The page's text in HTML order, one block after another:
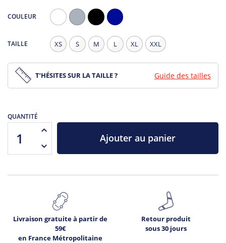
COULEUR
Chiné
TAILLE XS S M L XL XXL
T’HÉSITES SUR LA TAILLE ? Guide des tailles
QUANTITÉ
Ajouter au panier
Livraison gratuite à partir de
59€
en France Métropolitaine
Retour produit
sous 30 jours